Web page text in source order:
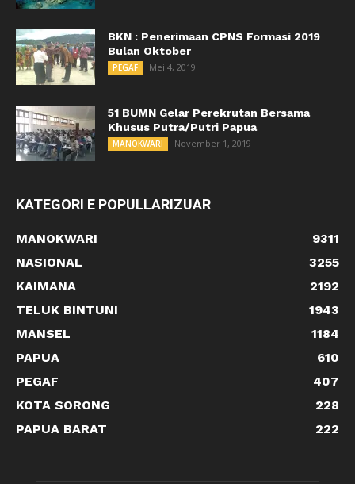
BKN : Penerimaan CPNS Formasi 2019
Bulan Oktober
PEGAF Mei 4, 2019
51 BUMN Gelar Perekrutan Bersama
Khusus Putra/Putri Papua
MANOKWARI November 1, 2019
KATEGORI E POPULLARIZUAR
MANOKWARI
9311
NASIONAL
3255
KAIMANA
2192
TELUK BINTUNI
1943
MANSEL
1184
PAPUA
610
PEGAF
407
KOTA SORONG
228
PAPUA BARAT
222